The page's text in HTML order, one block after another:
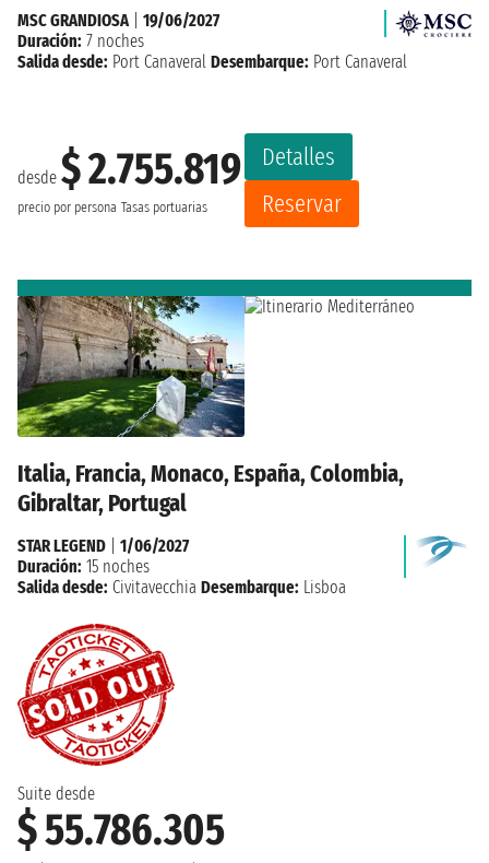
desde $ 2.755.819
precio por persona Tasas portuarias
Detalles
Reservar
MSC GRANDIOSA
19/06/2027
Duración: 7 noches
Salida desde: Port Canaveral Desembarque: Port Canaveral
Italia, Francia, Monaco, España, Colombia,
Gibraltar, Portugal
Suite desde
$ 55.786.305
STAR LEGEND
1/06/2027
Duración: 15 noches
Salida desde: Civitavecchia Desembarque: Lisboa